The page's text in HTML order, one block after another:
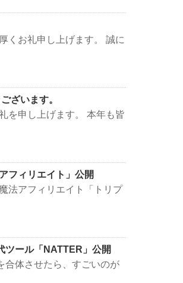
くお礼申し上げます。 誠に
ざいます。
を申し上げます。 本年も皆
フィリエイト」公開
法アフィリエイト「トリプ
ツール「NATTER」公開
合体させたら、すごいのが